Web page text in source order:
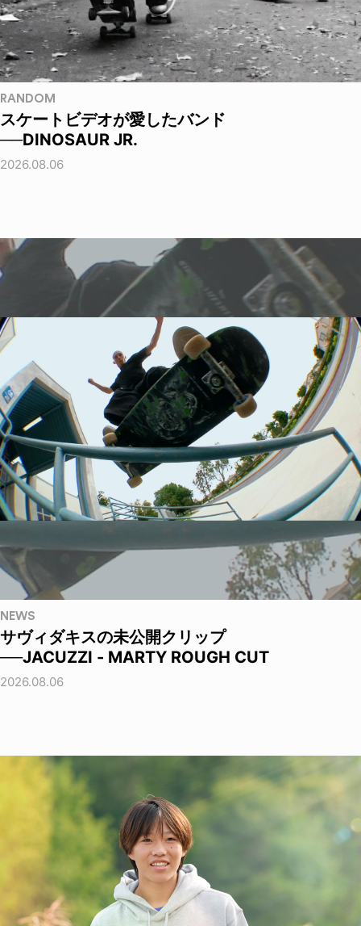
RANDOM
スケートビデオが愛したバンド
──DINOSAUR JR.
2026.08.06
NEWS
サヴィダキスの未公開クリップ
──JACUZZI - MARTY ROUGH CUT
2026.08.06